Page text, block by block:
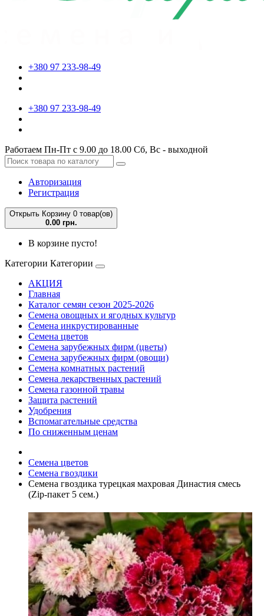
+380 97 233-98-49
+380 97 233-98-49
Работаем Пн-Пт с 9.00 до 18.00 Сб, Вс - выходной
Авторизация
Регистрация
Открыть Корзину 0 товар(ов)
0.00 грн.
В корзине пусто!
Категории Категории
АКЦИЯ
Главная
Каталог семян сезон 2025-2026
Семена овощных и ягодных культур
Семена инкрустированные
Семена цветов
Семена зарубежных фирм (цветы)
Семена зарубежных фирм (овощи)
Семена комнатных растений
Семена лекарственных растений
Семена газонной травы
Защита растений
Удобрения
Вспомагательные средства
По сниженным ценам
Семена цветов
Семена гвоздики
Семена гвоздика турецкая махровая Династия смесь
(Zip-пакет 5 сем.)